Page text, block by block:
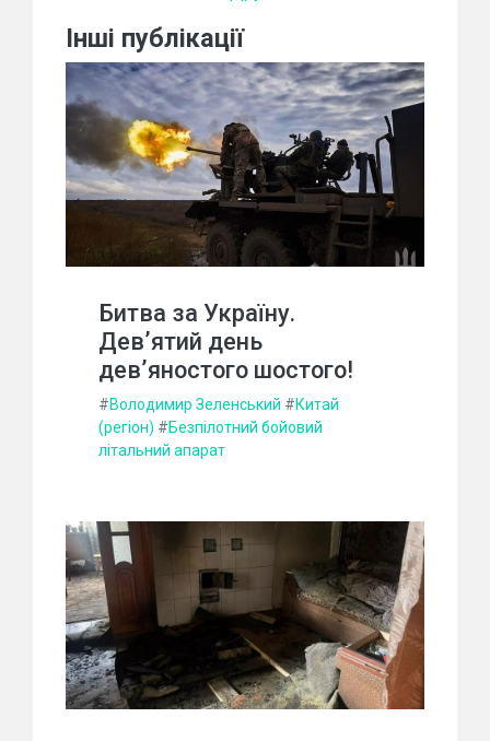
Інші публікації
Битва за Україну.
Дев’ятий день
дев’яностого шостого!
#Володимир Зеленський #Китай
(регіон) #Безпілотний бойовий
літальний апарат